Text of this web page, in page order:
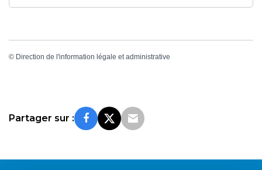
© Direction de l'information légale et administrative
Partager sur :